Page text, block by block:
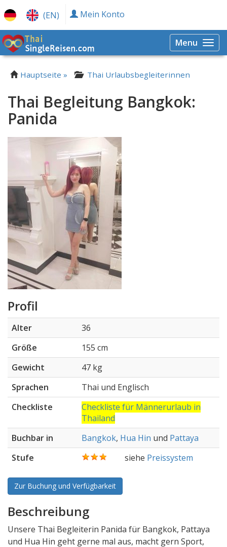
(EN) Mein Konto
Menu
Hauptseite » Thai Urlaubsbegleiterinnen
Thai Begleitung Bangkok:
Panida
Profil
Alter
36
Größe
155 cm
Gewicht
47 kg
Sprachen
Thai und Englisch
Checkliste
Checkliste für Männerurlaub in
Thailand
Buchbar in
Bangkok, Hua Hin und Pattaya
Stufe
siehe Preissystem
Zur Buchung und Verfügbarkeit
Beschreibung
Unsere Thai Begleiterin Panida für Bangkok, Pattaya
und Hua Hin geht gerne mal aus, macht gern Sport,